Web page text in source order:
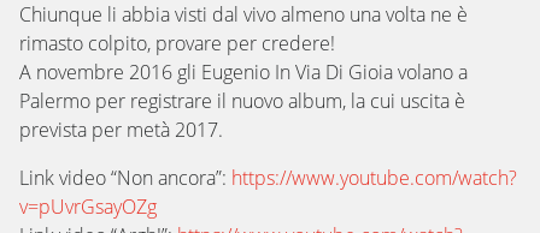
Chiunque li abbia visti dal vivo almeno una volta ne è
rimasto colpito, provare per credere!
A novembre 2016 gli Eugenio In Via Di Gioia volano a
Palermo per registrare il nuovo album, la cui uscita è
prevista per metà 2017.
Link video “Non ancora”: https://www.youtube.com/watch?
v=pUvrGsayOZg